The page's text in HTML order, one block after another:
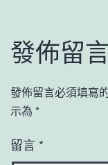
發佈留
發佈留言必須填寫
示為 *
留言 *